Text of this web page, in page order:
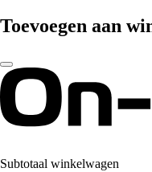
Toevoegen aan
Subtotaal winkelwagen